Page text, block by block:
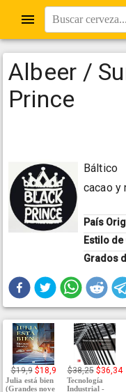
Buscar cerveza...
Albeer /
Prince
Báltico
cacao y
País
Estilo de
Grados
$19,9 $18,9
Julia está bien
(Grandes nove
$38,25 $36,34
Tecnología
Industrial -